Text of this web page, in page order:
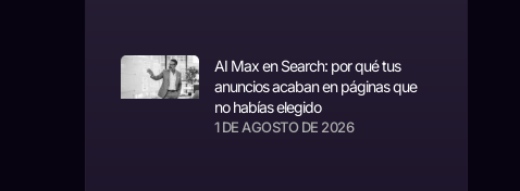
AI Max en Search: por qué tus
anuncios acaban en páginas que
no habías elegido
1 DE AGOSTO DE 2026